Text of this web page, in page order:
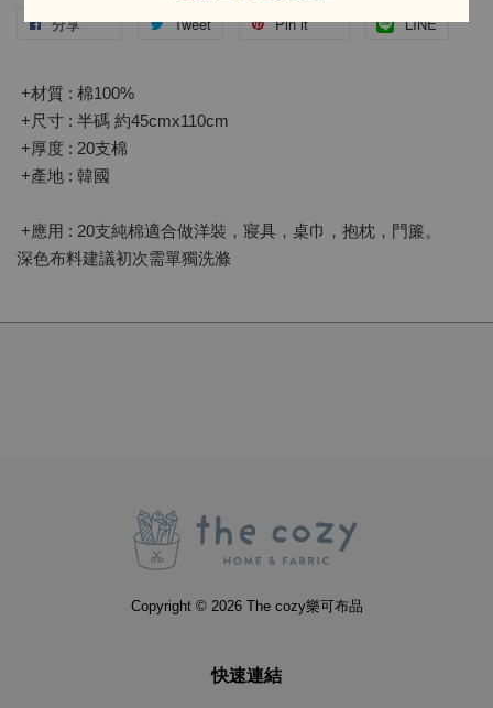
分享 Tweet Pin it LINE
+材質 : 棉100%
+尺寸 : 半碼 約45cmx110cm
+厚度 : 20支棉
+產地 : 韓國
+應用 : 20支純棉適合做洋裝，寢具，桌巾，抱枕，門簾。
深色布料建議初次需單獨洗滌
Copyright © 2026 The cozy樂可布品
快速連結